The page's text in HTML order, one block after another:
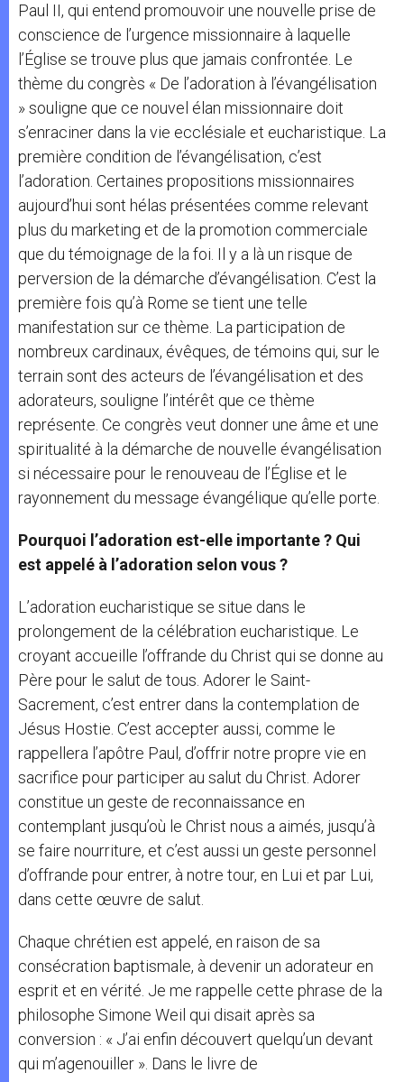
Paul II, qui entend promouvoir une nouvelle prise de
conscience de l’urgence missionnaire à laquelle
l’Église se trouve plus que jamais confrontée. Le
thème du congrès « De l’adoration à l’évangélisation
» souligne que ce nouvel élan missionnaire doit
s’enraciner dans la vie ecclésiale et eucharistique. La
première condition de l’évangélisation, c’est
l’adoration. Certaines propositions missionnaires
aujourd’hui sont hélas présentées comme relevant
plus du marketing et de la promotion commerciale
que du témoignage de la foi. Il y a là un risque de
perversion de la démarche d’évangélisation. C’est la
première fois qu’à Rome se tient une telle
manifestation sur ce thème. La participation de
nombreux cardinaux, évêques, de témoins qui, sur le
terrain sont des acteurs de l’évangélisation et des
adorateurs, souligne l’intérêt que ce thème
représente. Ce congrès veut donner une âme et une
spiritualité à la démarche de nouvelle évangélisation
si nécessaire pour le renouveau de l’Église et le
rayonnement du message évangélique qu’elle porte.
Pourquoi l’adoration est-elle importante ? Qui
est appelé à l’adoration selon vous ?
L’adoration eucharistique se situe dans le
prolongement de la célébration eucharistique. Le
croyant accueille l’offrande du Christ qui se donne au
Père pour le salut de tous. Adorer le Saint-
Sacrement, c’est entrer dans la contemplation de
Jésus Hostie. C’est accepter aussi, comme le
rappellera l’apôtre Paul, d’offrir notre propre vie en
sacrifice pour participer au salut du Christ. Adorer
constitue un geste de reconnaissance en
contemplant jusqu’où le Christ nous a aimés, jusqu’à
se faire nourriture, et c’est aussi un geste personnel
d’offrande pour entrer, à notre tour, en Lui et par Lui,
dans cette œuvre de salut.
Chaque chrétien est appelé, en raison de sa
consécration baptismale, à devenir un adorateur en
esprit et en vérité. Je me rappelle cette phrase de la
philosophe Simone Weil qui disait après sa
conversion : « J’ai enfin découvert quelqu’un devant
qui m’agenouiller ». Dans le livre de